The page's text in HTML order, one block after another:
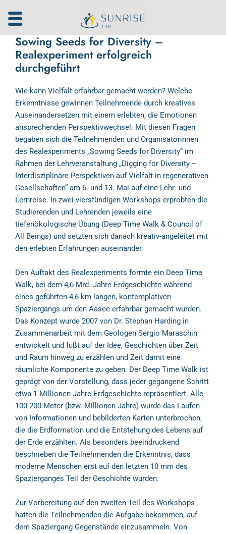
Inhalt
Sowing Seeds for Diversity –
Realexperiment erfolgreich
durchgeführt
Wie kann Vielfalt erfahrbar gemacht werden? Welche
Erkenntnisse gewinnen Teilnehmende durch kreatives
Auseinandersetzen mit einem erlebten, die Emotionen
ansprechenden Perspektivwechsel. Mit diesen Fragen
begaben sich die Teilnehmenden und Organisatorinnen
des Realexperiments „Sowing Seeds for Diversity“ im
Rahmen der Lehrveranstaltung „Digging for Diversity –
Interdisziplinäre Perspektiven auf Vielfalt in regenerativen
Gesellschaften“ am 6. und 13. Mai auf eine Lehr- und
Lernreise. In zwei vierstündigen Workshops erprobten die
Studierenden und Lehrenden jeweils eine
tiefenökologische Übung (Deep Time Walk & Council of
All Beings) und setzten sich danach kreativ-angeleitet mit
den erlebten Erfahrungen auseinander.
Den Auftakt des Realexperiments formte ein Deep Time
Walk, bei dem 4,6 Mrd. Jahre Erdgeschichte während
eines geführten 4,6 km langen, kontemplativen
Spaziergangs um den Aasee erfahrbar gemacht wurden.
Das Konzept wurde 2007 von Dr. Stephan Harding in
Zusammenarbeit mit dem Geologen Sergio Maraschin
entwickelt und fußt auf der Idee, Geschichten über Zeit
und Raum hinweg zu erzählen und Zeit damit eine
räumliche Komponente zu geben. Der Deep Time Walk ist
geprägt von der Vorstellung, dass jeder gegangene Schritt
etwa 1 Millionen Jahre Erdgeschichte repräsentiert. Alle
100-200 Meter (bzw. Millionen Jahre) wurde das Laufen
von Informationen und bebilderten Karten unterbrochen,
die die Erdformation und die Entstehung des Lebens auf
der Erde erzählten. Als besonders beeindruckend
beschrieben die Teilnehmenden die Erkenntnis, dass
moderne Menschen erst auf den letzten 10 mm des
Spazierganges Teil der Geschichte wurden.
Zur Vorbereitung auf den zweiten Teil des Workshops
hatten die Teilnehmenden die Aufgabe bekommen, auf
dem Spaziergang Gegenstände einzusammeln. Von